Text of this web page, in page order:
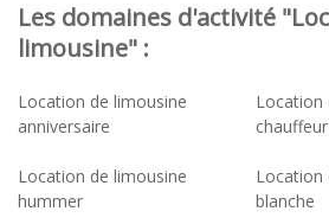
Les domaines d'activité
limousine" :
Location de limousine
anniversaire
Location
chauffeur
Location de limousine
hummer
Location
blanche